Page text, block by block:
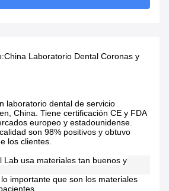
China Laboratorio Dental Coronas y
laboratorio dental de servicio
China. Tiene certificación CE y FDA
europeo y estadounidense.
son 98% positivos y obtuvo
los clientes.
Lab usa materiales tan buenos y
importante que son los materiales